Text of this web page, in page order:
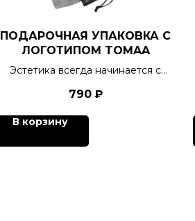
ПОДАРОЧНАЯ УПАКОВКА С
ЛОГОТИПОМ TOMAA
Эстетика всегда начинается с
790 ₽
В корзину